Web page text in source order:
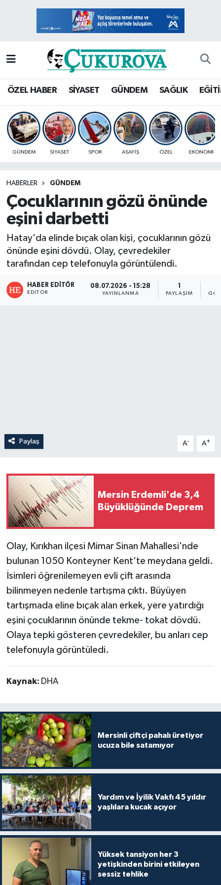
ÖZEL HABER SİYASET GÜNDEM SAĞLIK
GÜNDEM SİYASET SPOR ASAYİŞ ÖZEL EKONOMİ
HABERLER GÜNDEM
Çocuklarının gözü önünde
eşini darbetti
Hatay'da elinde bıçak olan kişi, çocuklarının gözü
önünde eşini dövdü. Olay, çevredekiler
tarafından cep telefonuyla görüntülendi.
HABER EDITÖR
EDITÖR
08.07.2026 - 15:28
YAYINLANMA PAYLAŞIM
Paylaş A- A+
Mersin Erdemli'de 3,4
Büyüklüğünde Deprem
Olay, Kırıkhan ilçesi Mimar Sinan Mahallesi'nde
bulunan 1050 Konteyner Kent'te meydana geldi.
İsimleri öğrenilemeyen evli çift arasında
bilinmeyen nedenle tartışma çıktı. Büyüyen
tartışmada eline bıçak alan erkek, yere yatırdığı
eşini çocuklarının önünde tekme- tokat dövdü.
Olaya tepki gösteren çevredekiler, bu anları cep
telefonuyla görüntüledi.
Kaynak: DHA
Mersinli çiftçi pahalı üretiyor
ucuza bile satamıyor
Yardım ve İyilik Vakfı 45 yıldır
yaşlılara kucak açıyor
Yüksek tansiyon her 3
yetişkinden birini etkileyen
sessiz tehlike
Mersin Hava Durumu
Mersin Namaz Vakitleri
Mersin Trafik Yoğunluk Haritası
Süper Lig Puan Durumu ve Fikstür
Haber Arşivi